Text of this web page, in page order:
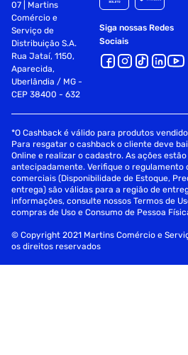
07 | Martins
Comércio e
Serviço de
Distribuição S.A.
Rua Jataí, 1150,
Aparecida,
Uberlândia / MG -
CEP 38400 - 632
Siga nossas Redes
Sociais
*O Cashback é válido para produtos
Para resgatar o cashback o cliente deve
Online e realizar o cadastro. As ações
antecipadamente. Verifique o regulamento
comerciais (Disponibilidade de Estoque,
entrega) são válidas para a região de
informações, consulte nossos Termos de
compras de Uso e Consumo de Pessoa
© Copyright 2021 Martins Comércio e
os direitos reservados